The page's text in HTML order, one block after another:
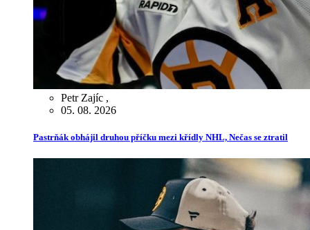
Petr Zajíc ,
05. 08. 2026
Pastrňák obhájil druhou příčku mezi křídly NHL, Nečas se ztratil